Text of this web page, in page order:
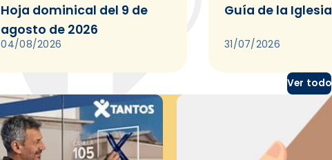
Hoja dominical del 9 de
agosto de 2026
04/08/2026
Guía de la Iglesia
31/07/2026
Ver todo